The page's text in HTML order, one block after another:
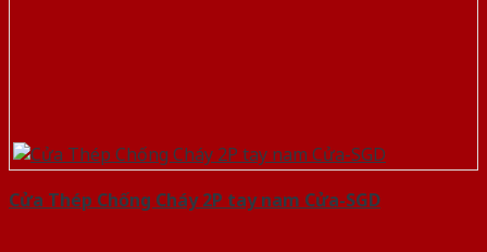
Cửa Thép Chống Cháy 2P tay nam Cửa-SGD